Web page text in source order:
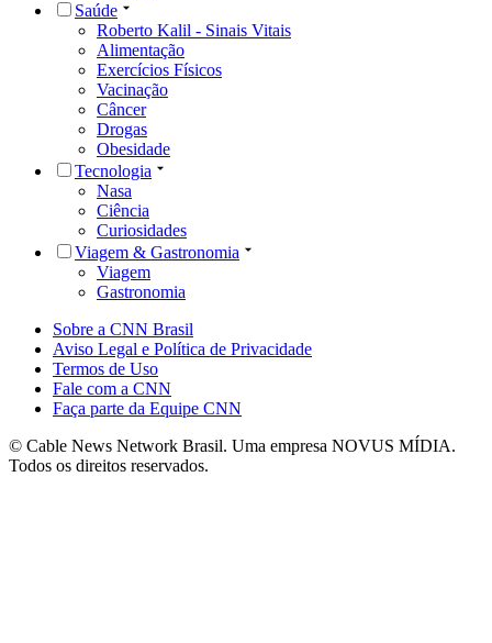
Saúde
Roberto Kalil - Sinais Vitais
Alimentação
Exercícios Físicos
Vacinação
Câncer
Drogas
Obesidade
Tecnologia
Nasa
Ciência
Curiosidades
Viagem & Gastronomia
Viagem
Gastronomia
Sobre a CNN Brasil
Aviso Legal e Política de Privacidade
Termos de Uso
Fale com a CNN
Faça parte da Equipe CNN
© Cable News Network Brasil. Uma empresa NOVUS MÍDIA.
Todos os direitos reservados.